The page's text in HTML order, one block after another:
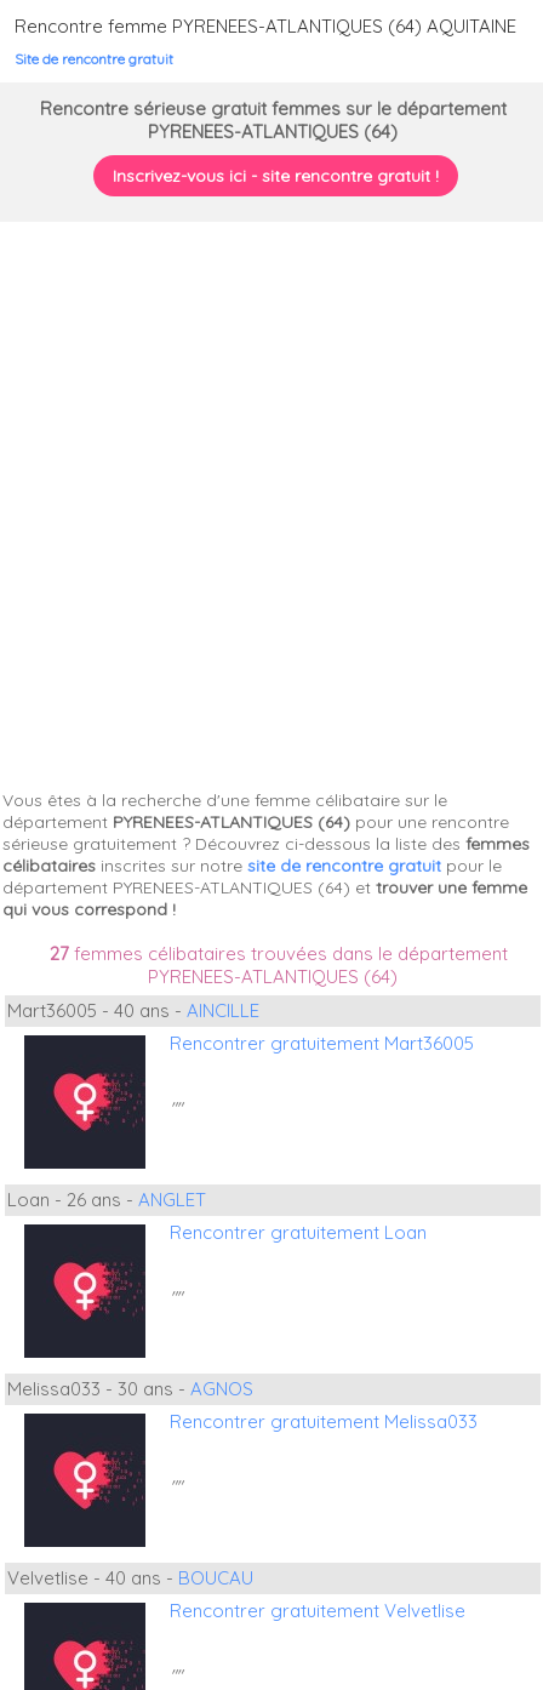
Rencontre femme PYRENEES-ATLANTIQUES (64) AQUITAINE
Site de rencontre gratuit
Rencontre sérieuse gratuit femmes sur le département
PYRENEES-ATLANTIQUES (64)
Inscrivez-vous ici - site rencontre gratuit !
Vous êtes à la recherche d'une femme célibataire sur le
département PYRENEES-ATLANTIQUES (64) pour une rencontre
sérieuse gratuitement ? Découvrez ci-dessous la liste des femmes
célibataires inscrites sur notre site de rencontre gratuit pour le
département PYRENEES-ATLANTIQUES (64) et trouver une femme
qui vous correspond !
27 femmes célibataires trouvées dans le département
PYRENEES-ATLANTIQUES (64)
Mart36005 - 40 ans - AINCILLE
Rencontrer gratuitement Mart36005
""
Loan - 26 ans - ANGLET
Rencontrer gratuitement Loan
""
Melissa033 - 30 ans - AGNOS
Rencontrer gratuitement Melissa033
""
Velvetlise - 40 ans - BOUCAU
Rencontrer gratuitement Velvetlise
""